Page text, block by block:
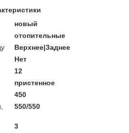
новый
отопительные
Верхнее|Заднее
Нет
12
пристенное
450
550/550
3